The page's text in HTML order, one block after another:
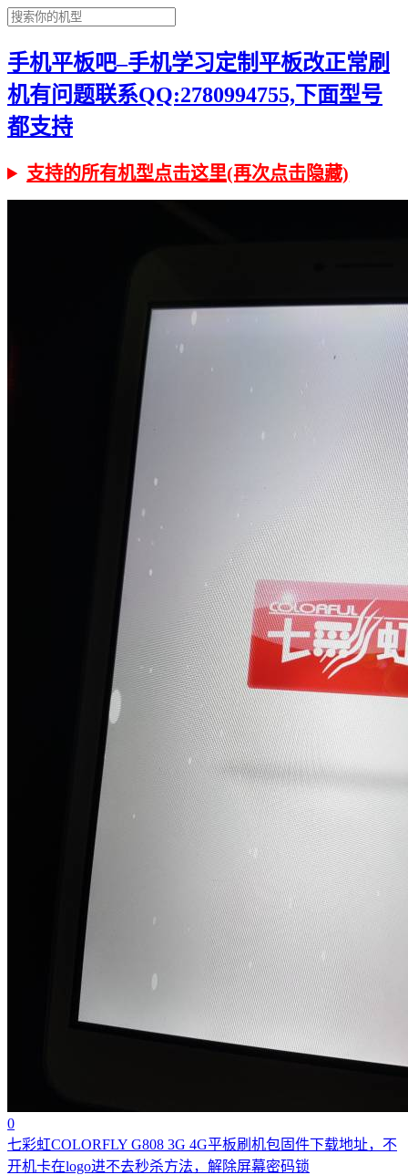
手机平板吧–手机学习定制平板改正常刷
机有问题联系QQ:2780994755,下面型号
都支持
支持的所有机型点击这里(再次点击隐藏)
0
七彩虹COLORFLY G808 3G 4G平板刷机包固件下载地址，不
开机卡在logo进不去秒杀方法，解除屏幕密码锁